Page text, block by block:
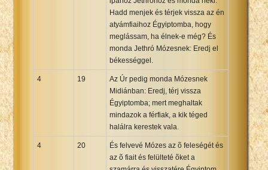
Hadd menjek és térjek vissza az én
atyámfiaihoz Égyiptomba, hogy
meglássam, ha élnek-e még? És
monda Jethró Mózesnek: Eredj el
békességgel.
4 19
Az Úr pedig monda Mózesnek
Midiánban: Eredj, térj vissza
Égyiptomba; mert meghaltak
mindazok a férfiak, a kik téged
halálra kerestek vala.
4 20
És felvevé Mózes az õ feleségét és
az õ fiait és felülteté õket a